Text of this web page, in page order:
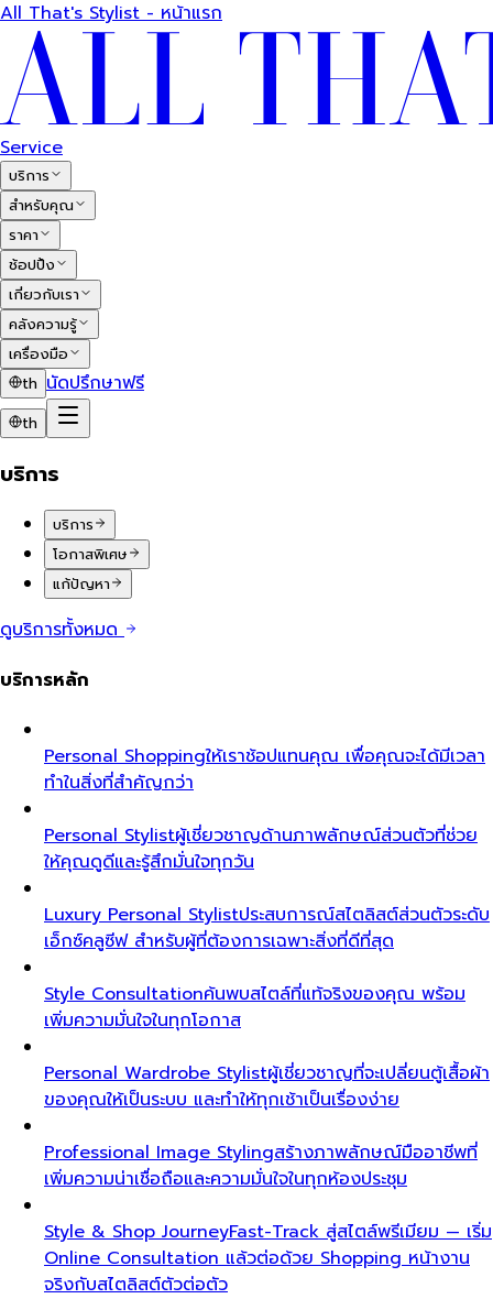
All That's Stylist - หน้าแรก
Service
บริการ
สำหรับคุณ
ราคา
ช้อปปิ้ง
เกี่ยวกับเรา
คลังความรู้
เครื่องมือ
th นัดปรึกษาฟรี
th
บริการ
บริการ
โอกาสพิเศษ
แก้ปัญหา
ดูบริการทั้งหมด
บริการหลัก
Personal Shoppingให้เราช้อปแทนคุณ เพื่อคุณจะได้มีเวลา
ทำในสิ่งที่สำคัญกว่า
Personal Stylistผู้เชี่ยวชาญด้านภาพลักษณ์ส่วนตัวที่ช่วย
ให้คุณดูดีและรู้สึกมั่นใจทุกวัน
Luxury Personal Stylistประสบการณ์สไตลิสต์ส่วนตัวระดับ
เอ็กซ์คลูซีฟ สำหรับผู้ที่ต้องการเฉพาะสิ่งที่ดีที่สุด
Style Consultationค้นพบสไตล์ที่แท้จริงของคุณ พร้อม
เพิ่มความมั่นใจในทุกโอกาส
Personal Wardrobe Stylistผู้เชี่ยวชาญที่จะเปลี่ยนตู้เสื้อผ้า
ของคุณให้เป็นระบบ และทำให้ทุกเช้าเป็นเรื่องง่าย
Professional Image Stylingสร้างภาพลักษณ์มืออาชีพที่
เพิ่มความน่าเชื่อถือและความมั่นใจในทุกห้องประชุม
Style & Shop JourneyFast-Track สู่สไตล์พรีเมียม — เริ่ม
Online Consultation แล้วต่อด้วย Shopping หน้างาน
จริงกับสไตลิสต์ตัวต่อตัว